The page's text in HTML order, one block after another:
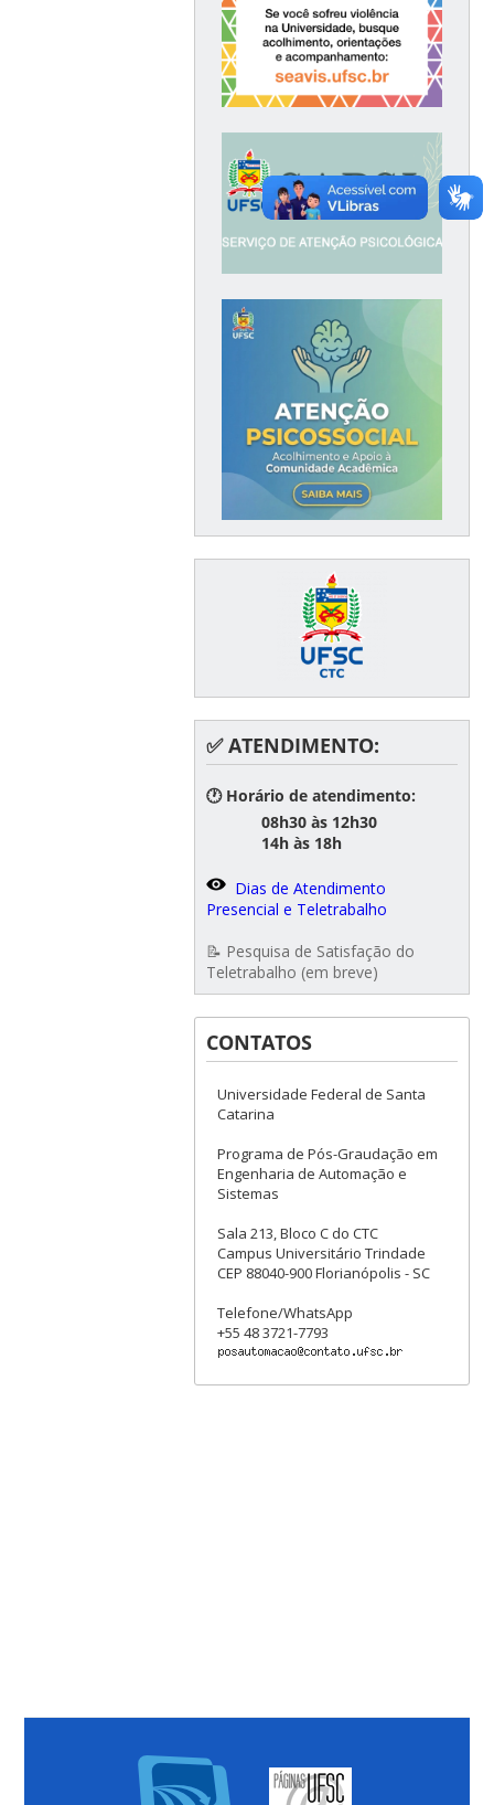
✅ ATENDIMENTO:
🕐 Horário de atendimento:
08h30 às 12h30
14h às 18h
Dias de Atendimento
Presencial e Teletrabalho
📝 Pesquisa de Satisfação do
Teletrabalho (em breve)
CONTATOS
Universidade Federal de Santa
Catarina
Programa de Pós-Graudação em
Engenharia de Automação e
Sistemas
Sala 213, Bloco C do CTC
Campus Universitário Trindade
CEP 88040-900 Florianópolis - SC
Telefone/WhatsApp
+55 48 3721-7793